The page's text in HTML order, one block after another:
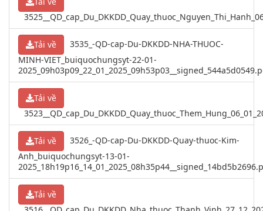
Tải về
3535_-QD-cap-Du-DKKDD-NHA-THUOC-
MINH-VIET_buiquochungsyt-22-01-
Tải về
Tải về
3526_-QD-cap-Du-DKKDD-Quay-thuoc-Kim-
Anh_buiquochungsyt-13-01-
Tải về